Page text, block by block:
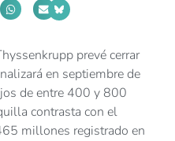
prevé cerrar
en septiembre de
de entre 400 y 800
contrasta con el
millones registrado en